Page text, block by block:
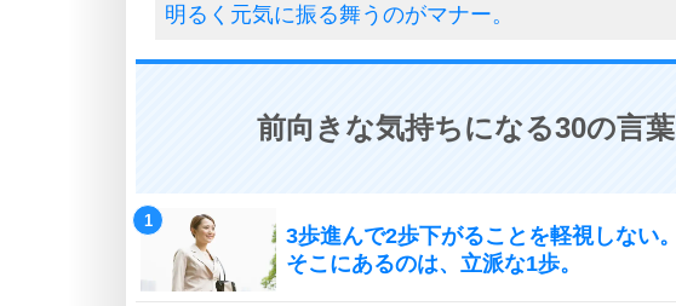
明るく元気に振る舞うのがマナー。
前向きな気持ちになる30の言葉
3歩進んで2歩下がることを軽視しない。
そこにあるのは、立派な1歩。